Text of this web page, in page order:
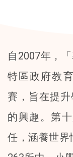
自2007年，
特區政府教
賽，旨在提
的興趣。第
任，涵養世界